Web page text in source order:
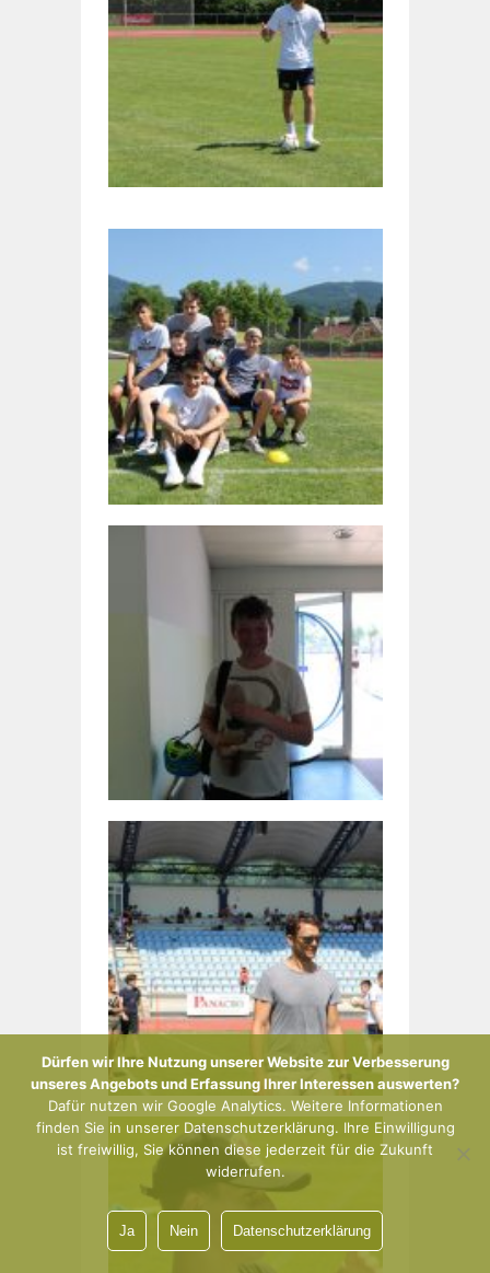
Dürfen wir Ihre Nutzung unserer Website zur Verbesserung
unseres Angebots und Erfassung Ihrer Interessen auswerten?
Dafür nutzen wir Google Analytics. Weitere Informationen
finden Sie in unserer Datenschutzerklärung. Ihre Einwilligung
ist freiwillig, Sie können diese jederzeit für die Zukunft
widerrufen.
Ja Nein Datenschutzerklärung